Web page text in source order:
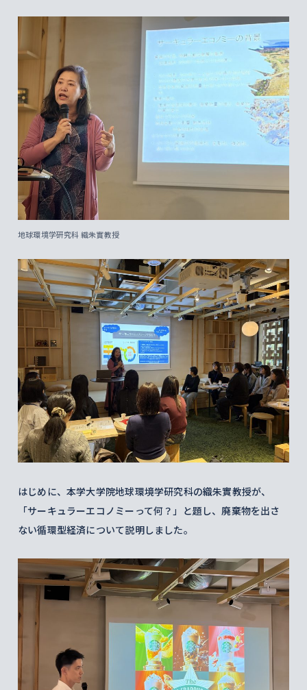
地球環境学研究科 織朱實教授
はじめに、本学大学院地球環境学研究科の織朱實教授が、
「サーキュラーエコノミーって何？」と題し、廃棄物を出さ
ない循環型経済について説明しました。